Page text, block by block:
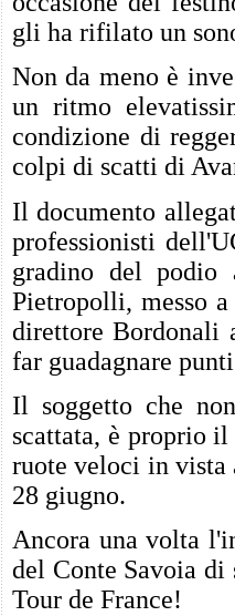
gli ha rifilato un
Non da meno è
un ritmo
condizione di
colpi di scatti di
Il documento
professionisti
gradino del
Pietropolli, messo
direttore
far guadagnare
Il soggetto che
scattata, è proprio
ruote veloci in vista
28 giugno.
Ancora una volta
del Conte Savoia di
Tour de France!